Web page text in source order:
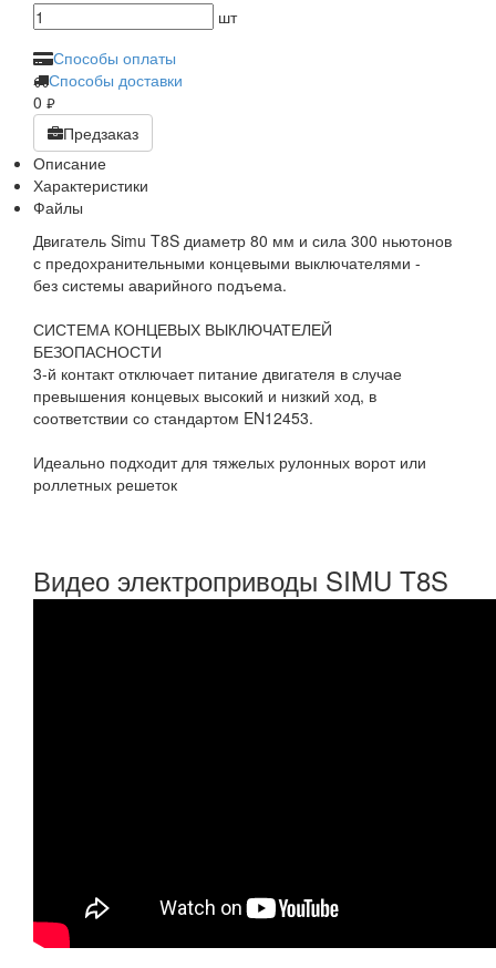
шт
Способы оплаты
Способы доставки
0 руб.
Предзаказ
Описание
Характеристики
Файлы
Двигатель Simu T8S диаметр 80 мм и сила 300 ньютонов
с предохранительными концевыми выключателями -
без системы аварийного подъема.
СИСТЕМА КОНЦЕВЫХ ВЫКЛЮЧАТЕЛЕЙ
БЕЗОПАСНОСТИ
3-й контакт отключает питание двигателя в случае
превышения концевых высокий и низкий ход, в
соответствии со стандартом EN12453.
Идеально подходит для тяжелых рулонных ворот или
роллетных решеток
Видео электроприводы SIMU T8S